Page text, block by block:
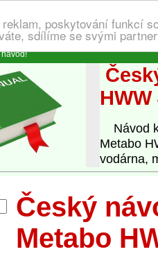
poskytování funkcí
sdílíme se svými
HWW
Návod k
Metabo
vodárna,
Český
Metabo